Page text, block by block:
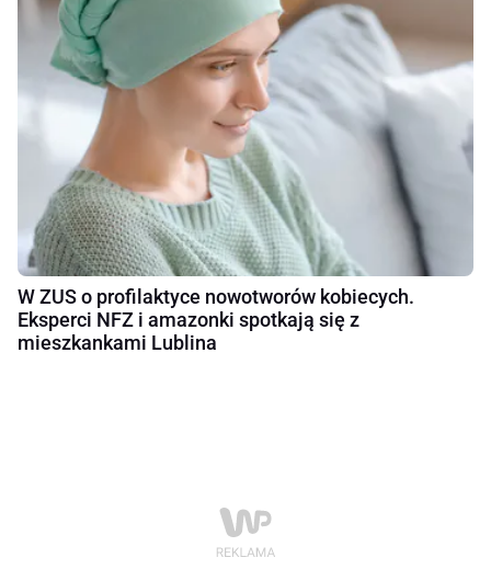
W ZUS o profilaktyce nowotworów kobiecych.
Eksperci NFZ i amazonki spotkają się z
mieszkankami Lublina